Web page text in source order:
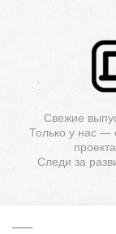
Свежие
Только у нас —
Следи за